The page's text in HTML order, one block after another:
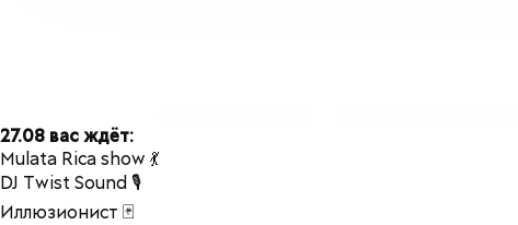
27.08 вас ждёт:
Mulata Rica show 💃
DJ Twist Sound 🎙
Иллюзионист 🃏